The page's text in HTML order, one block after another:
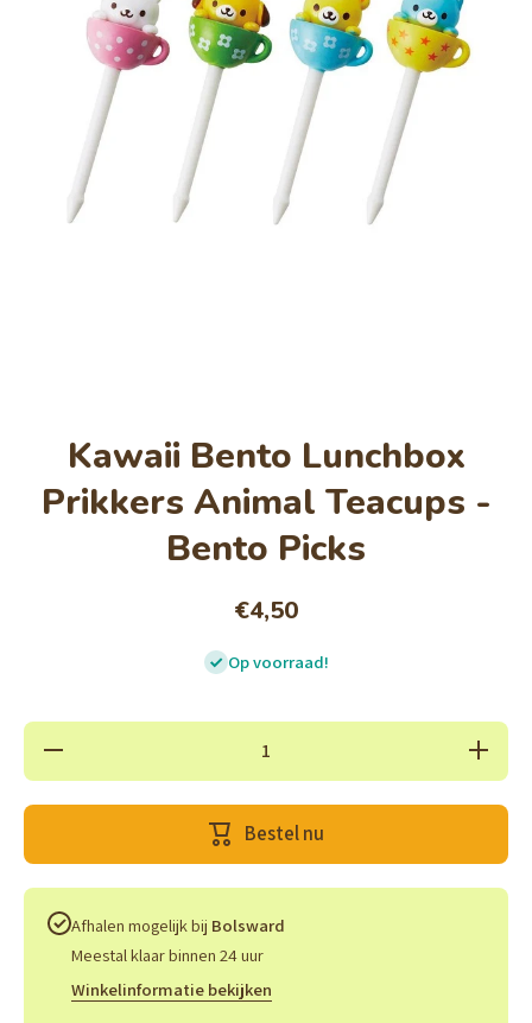
Kawaii Bento Lunchbox
Prikkers Animal Teacups -
Bento Picks
€4,50
Op voorraad!
Hoeveelheid
voor Kawaii
Bento Picks
Verhoog
voor
Animal
Bento
Bestel nu
Afhalen mogelijk bij Bolsward
Meestal klaar binnen 24 uur
Winkelinformatie bekijken